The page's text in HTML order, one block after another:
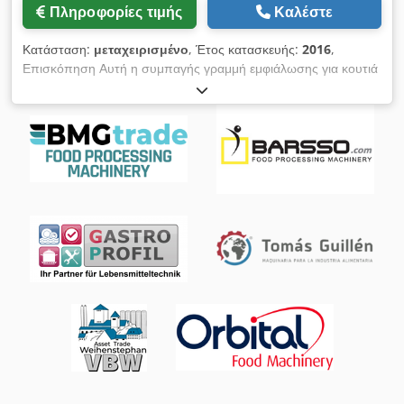
Πληροφορίες τιμής Καλέστε
Κατάσταση: μεταχειρισμένο, Έτος κατασκευής: 2016,
Επισκόπηση Αυτή η συμπαγής γραμμή εμφιάλωσης για κουτιά
και φιάλες αποτελείται από μηχανήματα των εταιρειών
Wildgoose, Slowbeer, Enos Euro και Millipore και έχει
σχεδιαστεί ειδικά για την παραγωγή craft ποτών με ευέλικτα
μεγέθη παρτίδων. Η γραμμή συνδυάζει ισοβαρικές και
ατμοσφαιρικές τεχνολογίες εμφιάλωσης και περιλαμβάνει
ημιαυτόματα και χειροκίνητα μηχανήματα για την εμφιάλωση, το
Wildgoose WG1-CE (2021), που μπορεί να επεξεργαστεί τόσο
κουτιά όσο και φιάλες και διαθέτει ενσωματωμένη μονάδα
κλεισίματος. Χάρη στη μόντουλαρ κατασκευή, η γραμμή είναι
που επιδιώκουν πιλοτική παραγωγή ή ειδικά ποτά όπως craft
μπύρα, κομπούχα, μηλίτη ή αναψυκτικά. Τεχνικά
Χαρακτηριστικά - Απόδοση: - Έως 24 μονάδες ανά λεπτό
(ατμοσφαιρική – Wildgoose) - Έως 16 μονάδες ανά λεπτό